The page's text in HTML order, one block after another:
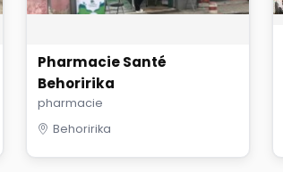
Pharmacie Santé
Behoririka
pharmacie
Behoririka